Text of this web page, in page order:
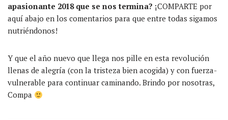
apasionante 2018 que se nos termina? ¡COMPARTE por
aquí abajo en los comentarios para que entre todas sigamos
nutriéndonos!
Y que el año nuevo que llega nos pille en esta revolución
llenas de alegría (con la tristeza bien acogida) y con fuerza-
vulnerable para continuar caminando. Brindo por nosotras,
Compa